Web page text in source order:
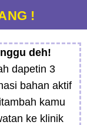
!
deh!
dapetin 3
bahan aktif
kamu
ke klinik